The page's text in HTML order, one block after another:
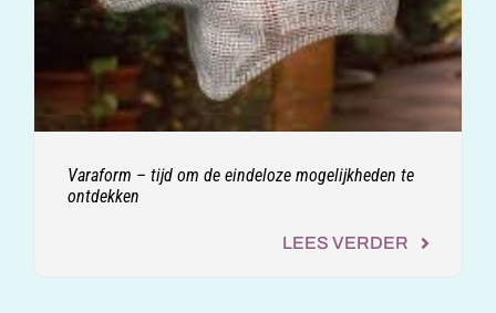
Varaform – tijd om de eindeloze mogelijkheden te
ontdekken
LEES VERDER